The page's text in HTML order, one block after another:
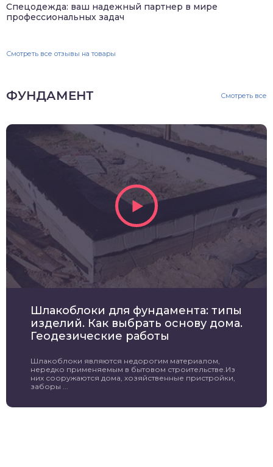
Спецодежда: ваш надежный партнер в мире
профессиональных задач
Смотреть все отзывы на товары
ФУНДАМЕНТ Смотреть все
Шлакоблоки для фундамента: типы
изделий. Как выбрать основу дома.
Геодезические работы
Шлакоблоки являются недорогим материалом,
нередко применяемым в бытовом строительстве.Из
них сооружаются дома, хозяйственные пристройки,
заборы ...